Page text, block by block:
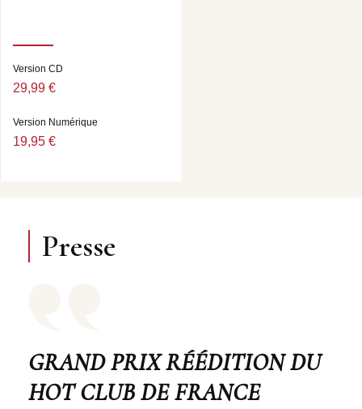
HUNDRED YEARS FROM TODAY • BLUE SKIES •
ROCKIN’ CHAIR • THE SHEIK OF ARABY •
STARS (CONCERT - CINCINNATI, 27/04/1949) : AIN’T
Version CD
29,99 €
Version Numérique
19,95 €
Presse
GRAND PRIX RÉÉDITION DU
HOT CLUB DE FRANCE